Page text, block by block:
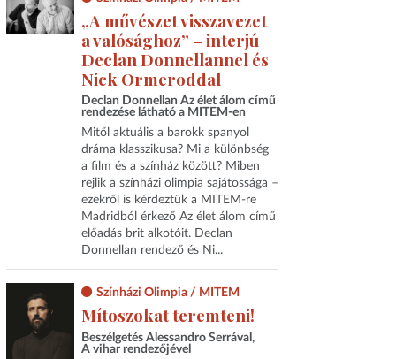
„A művészet visszavezet
a valósághoz” – interjú
Declan Donnellannel és
Nick Ormeroddal
Declan Donnellan Az élet álom című
rendezése látható a MITEM-en
Mitől aktuális a barokk spanyol
dráma klasszikusa? Mi a különbség
a film és a színház között? Miben
rejlik a színházi olimpia sajátossága –
ezekről is kérdeztük a MITEM-re
Madridból érkező Az élet álom című
előadás brit alkotóit. Declan
Donnellan rendező és Ni...
Színházi Olimpia / MITEM
Mítoszokat teremteni!
Beszélgetés Alessandro Serrával,
A vihar rendezőjével